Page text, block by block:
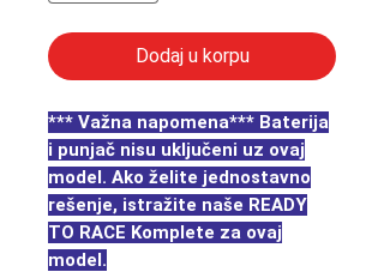
Dodaj u korpu
*** Važna napomena*** Baterija
i punjač nisu uključeni uz ovaj
model. Ako želite jednostavno
rešenje, istražite naše READY
TO RACE Komplete za ovaj
model.